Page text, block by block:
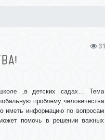
31
,в детских садах… Тема
проблему человечества
иметь информацию по вопросам
помочь в решении важных